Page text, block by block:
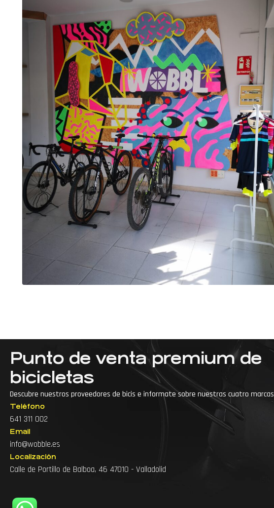
Punto de venta premium de
bicicletas
Descubre nuestros proveedores de bicis e informate sobre nuestras cuatro marcas
Teléfono
641 311 002
Email
info@wobble.es
Localización
Calle de Portillo de Balboa, 46 47010 - Valladolid
··· Accesorios para bici de montaña
Accesorios para bicicleta
Accesorios para ciclismo
Articulos para bicicleta